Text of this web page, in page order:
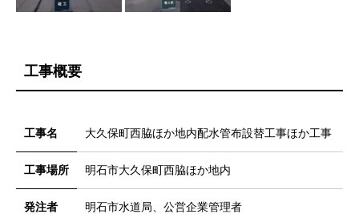
工事概要
工事名 大久保町西脇ほか地内配水管布設替工事ほか工事
工事場所 明石市大久保町西脇ほか地内
発注者 明石市水道局、公営企業管理者